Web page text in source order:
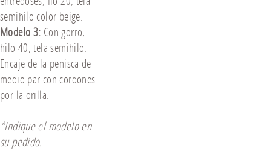
semihilo color beige.
Modelo 3: Con gorro,
hilo 40, tela semihilo.
Encaje de la penisca de
medio par con cordones
por la orilla.
*Indique el modelo en
su pedido.